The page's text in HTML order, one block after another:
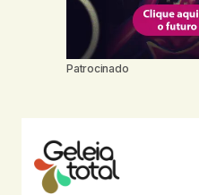
Patrocinado